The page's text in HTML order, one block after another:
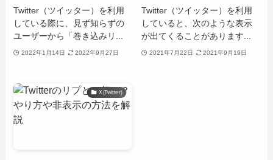
Twitter（ツイッター）を利用
している際に、見ず知らずの
ユーザーから「巻き込みリ...
2022年1月14日 2022年9月27日
Twitter（ツイッター）を利用
していると、次のような表示
が出てくることがあります...
2021年7月22日 2021年9月19日
X(Twitter)